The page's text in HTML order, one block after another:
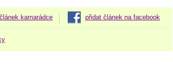
kamarádce přidat článek na facebook